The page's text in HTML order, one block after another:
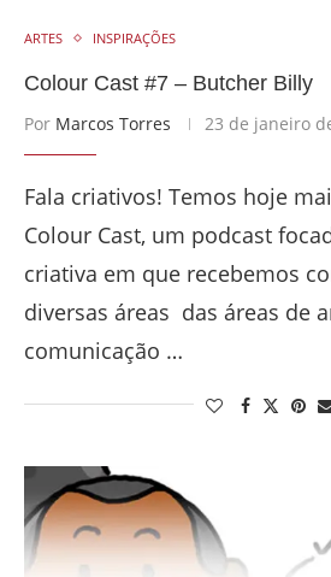
ARTES INSPIRAÇÕES
Colour Cast #7 – Butcher Billy
Por Marcos Torres 23 de janeiro
Fala criativos! Temos hoje
Colour Cast, um podcast
criativa em que recebemos
diversas áreas das áreas de
comunicação …